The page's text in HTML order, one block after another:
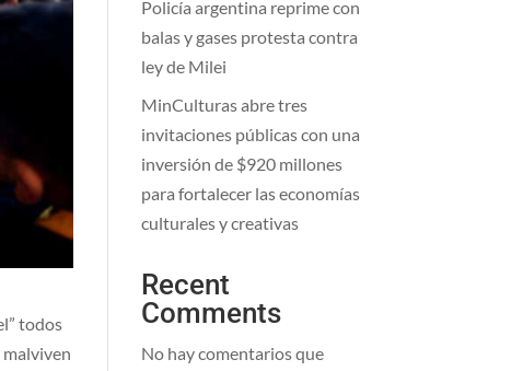
todos
malviven
Policía argentina reprime con
balas y gases protesta contra
ley de Milei
MinCulturas abre tres
invitaciones públicas con una
inversión de $920 millones
para fortalecer las economías
culturales y creativas
Recent
Comments
No hay comentarios que